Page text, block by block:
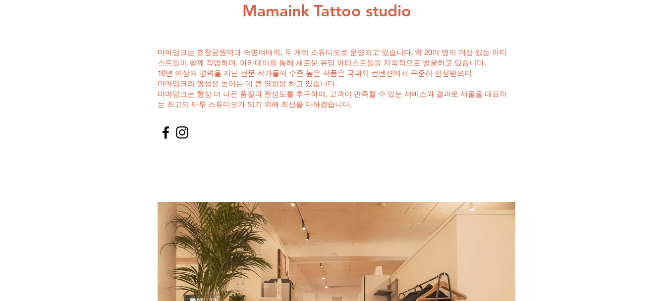
Mamaink Tattoo studio
마마잉크는 효창공원역과 숙명여대역, 두 개의 스튜디오로 운영되고 있습니다. 약 20여 명의 개성 있는 아티
스트들이 함께 작업하며, 아카데미를 통해 새로운 유망 아티스트들을 지속적으로 발굴하고 있습니다.
10년 이상의 경력을 지닌 전문 작가들의 수준 높은 작품은 국내외 컨벤션에서 꾸준히 인정받으며
마마잉크의 명성을 높이는 데 큰 역할을 하고 있습니다.
마마잉크는 항상 더 나은 품질과 완성도를 추구하며, 고객이 만족할 수 있는 서비스와 결과로 서울을 대표하
는 최고의 타투 스튜디오가 되기 위해 최선을 다하겠습니다.